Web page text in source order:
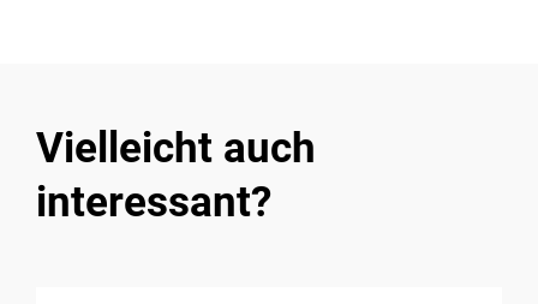
Vielleicht auch
interessant?